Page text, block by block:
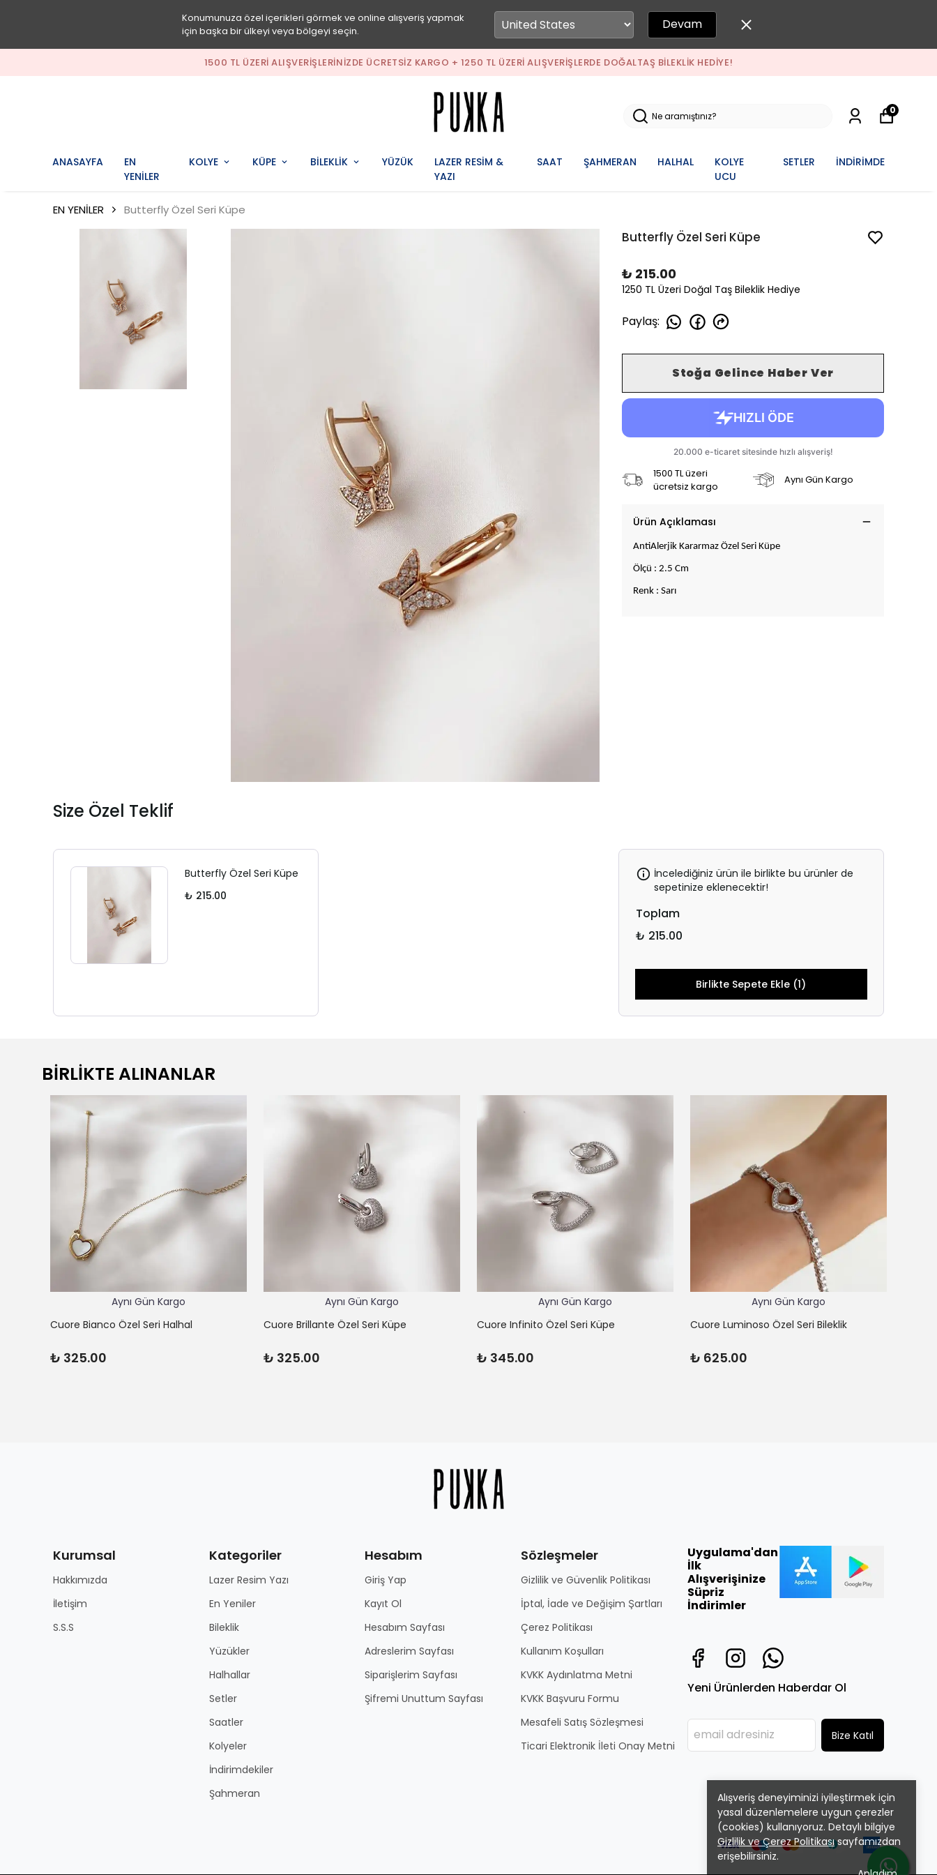
Konumunuza özel içerikleri görmek ve online alışveriş yapmak
için başka bir ülkeyi veya bölgeyi seçin.
Devam
1500 TL ÜZERI ALIŞVERIŞLERINIZDE ÜCRETSIZ KARGO + 1250 TL ÜZERI ALIŞVERIŞLERDE DOĞALTAŞ
ANASAYFA
EN
YENİLER
KOLYE KÜPE BİLEKLİK YÜZÜK
LAZER RESİM &
YAZI
SAAT ŞAHMERAN HALHAL
KOLYE
UCU
SETLER İNDİRİMDE
0
Alışveriş deneyiminizi iyileştirmek için
yasal düzenlemelere uygun çerezler
(cookies) kullanıyoruz. Detaylı bilgiye
Gizlilik ve Çerez Politikasısayfamızdan
erişebilirsiniz.
EN YENİLER Butterfly Özel Seri Küpe
Butterfly Özel Seri Küpe
₺ 215.00
1250 TL Üzeri Doğal Taş Bileklik Hediye
Paylaş:
Stoğa Gelince Haber Ver
1500 TL üzeri
ücretsiz kargo
Aynı Gün Kargo
Ürün Açıklaması
AntiAlerjik Kararmaz Özel Seri Küpe
Ölçü : 2.5 Cm
Renk : Sarı
Size Özel Teklif
Butterfly Özel Seri Küpe
₺ 215.00
İncelediğiniz ürün ile birlikte bu ürünler de
sepetinize eklenecektir!
Toplam
₺ 215.00
Birlikte Sepete Ekle (1)
BİRLİKTE ALINANLAR
Aynı Gün Kargo
Cuore Bianco Özel Seri Halhal
₺ 325.00
Aynı Gün Kargo
Cuore Brillante Özel Seri Küpe
₺ 325.00
Aynı Gün Kargo
Cuore Infinito Özel Seri Küpe
₺ 345.00
Aynı Gün Kargo
Cuore Luminoso Özel Seri Bileklik
₺ 625.00
Kurumsal
Hakkımızda
İletişim
S.S.S
Kategoriler
Lazer Resim Yazı
En Yeniler
Bileklik
Yüzükler
Halhallar
Setler
Saatler
Kolyeler
İndirimdekiler
Şahmeran
Hesabım
Giriş Yap
Kayıt Ol
Hesabım Sayfası
Adreslerim Sayfası
Siparişlerim Sayfası
Şifremi Unuttum Sayfası
Sözleşmeler
Gizlilik ve Güvenlik Politikası
İptal, İade ve Değişim Şartları
Çerez Politikası
Kullanım Koşulları
KVKK Aydınlatma Metni
KVKK Başvuru Formu
Mesafeli Satış Sözleşmesi
Ticari Elektronik İleti Onay Metni
Uygulama'dan
İlk
Alışverişinize
Süpriz
İndirimler
Yeni Ürünlerden Haberdar Ol
Bize Katıl